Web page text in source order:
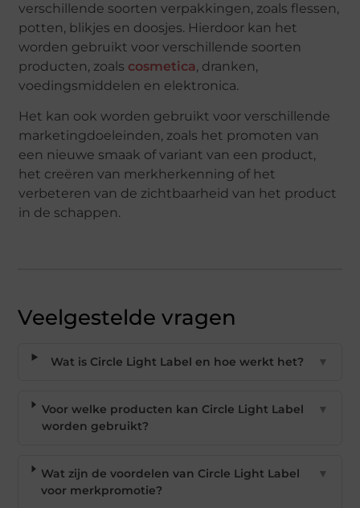
verschillende soorten verpakkingen, zoals flessen,
potten, blikjes en doosjes. Hierdoor kan het
worden gebruikt voor verschillende soorten
producten, zoals cosmetica, dranken,
voedingsmiddelen en elektronica.
Het kan ook worden gebruikt voor verschillende
marketingdoeleinden, zoals het promoten van
een nieuwe smaak of variant van een product,
het creëren van merkherkenning of het
verbeteren van de zichtbaarheid van het product
in de schappen.
Veelgestelde vragen
Wat is Circle Light Label en hoe werkt het? ▼
Voor welke producten kan Circle Light Label
worden gebruikt?
▼
Wat zijn de voordelen van Circle Light Label
voor merkpromotie?
▼